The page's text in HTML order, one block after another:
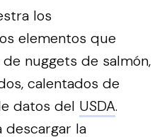
los
elementos que
nuggets de salmón,
calentados de
datos del USDA.
descargar la